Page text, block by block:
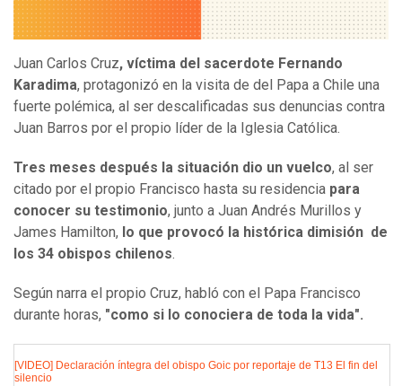
Juan Carlos Cruz, víctima del sacerdote Fernando
Karadima, protagonizó en la visita de del Papa a Chile una
fuerte polémica, al ser descalificadas sus denuncias contra
Juan Barros por el propio líder de la Iglesia Católica.
Tres meses después la situación dio un vuelco, al ser
citado por el propio Francisco hasta su residencia para
conocer su testimonio, junto a Juan Andrés Murillos y
James Hamilton, lo que provocó la histórica dimisión de
los 34 obispos chilenos.
Según narra el propio Cruz, habló con el Papa Francisco
durante horas, "como si lo conociera de toda la vida".
[VIDEO] Declaración íntegra del obispo Goic por reportaje de T13 El fin del
silencio